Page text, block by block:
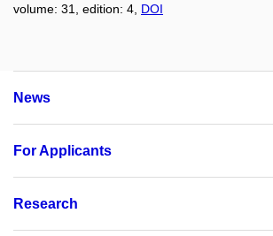
volume: 31, edition: 4, DOI
News
For Applicants
Research